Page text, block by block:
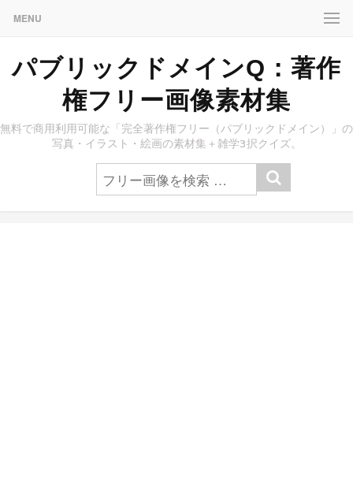
MENU
パブリックドメインQ：著作
権フリー画像素材集
無料で商用利用可能な「完全著作権フリー（パブリックドメイン）」の
写真・イラスト・絵画の素材集＋雑学3択クイズ。